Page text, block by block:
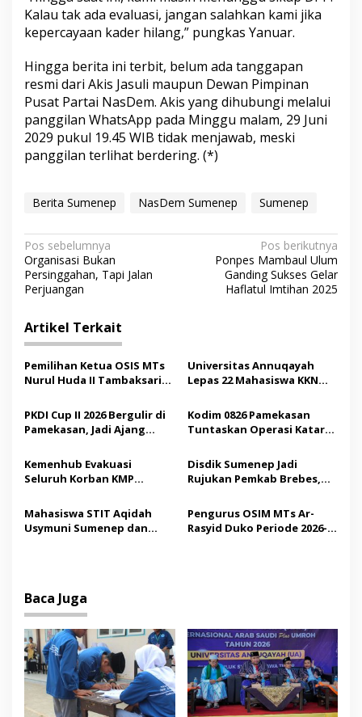
Kalau tak ada evaluasi, jangan salahkan kami jika
kepercayaan kader hilang,” pungkas Yanuar.
Hingga berita ini terbit, belum ada tanggapan
resmi dari Akis Jasuli maupun Dewan Pimpinan
Pusat Partai NasDem. Akis yang dihubungi melalui
panggilan WhatsApp pada Minggu malam, 29 Juni
2029 pukul 19.45 WIB tidak menjawab, meski
panggilan terlihat berdering. (*)
Berita Sumenep NasDem Sumenep Sumenep
N
a
v
i
g
a
s
i
p
o
s
Pos sebelumnya
Organisasi Bukan
Persinggahan, Tapi Jalan
Perjuangan
Pos berikutnya
Ponpes Mambaul Ulum
Ganding Sukses Gelar
Haflatul Imtihan 2025
Artikel Terkait
Pemilihan Ketua OSIS MTs
Nurul Huda II Tambaksari
Demokrasi bagi Siswa
Universitas Annuqayah
Lepas 22 Mahasiswa KKN
Saudi
PKDI Cup II 2026 Bergulir di
Pamekasan, Jadi Ajang
Madura
Kodim 0826 Pamekasan
Tuntaskan Operasi Katarak
Tindakan Medis
Kemenhub Evakuasi
Seluruh Korban KMP
Operator Diaudit
Disdik Sumenep Jadi
Rujukan Pemkab Brebes,
Pendidikan Berbasis
Budaya
Mahasiswa STIT Aqidah
Usymuni Sumenep dan
Pengurus OSIM MTs Ar-
Rasyid Duko Periode 2026-
Baca Juga